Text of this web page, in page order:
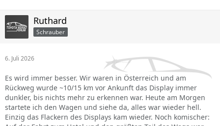
Ruthard
Schrauber
6. Juli 2026
Es wird immer besser. Wir waren in Österreich und am
Rückweg wurde ~10/15 km vor Ankunft das Display immer
dunkler, bis nichts mehr zu erkennen war. Heute am Morgen
startete ich den Wagen und siehe da, alles war wieder hell.
Einzig das Flackern des Displays kam wieder. Noch komischer: